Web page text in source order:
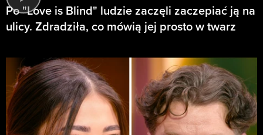
Po "Love is Blind" ludzie zaczęli zaczepiać ją na
ulicy. Zdradziła, co mówią jej prosto w twarz